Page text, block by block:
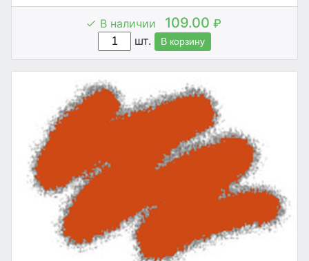
В наличии 109.00 ₽
шт.
В корзину